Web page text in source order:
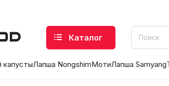
Каталог
капустыЛапша NongshimМотиЛапша Samyang